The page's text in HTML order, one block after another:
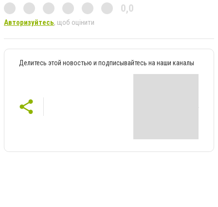
0,0
Авторизуйтесь, щоб оцінити
Делитесь этой новостью и подписывайтесь на наши каналы